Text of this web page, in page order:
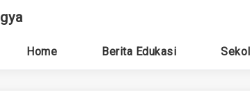
Home Berita Edukasi